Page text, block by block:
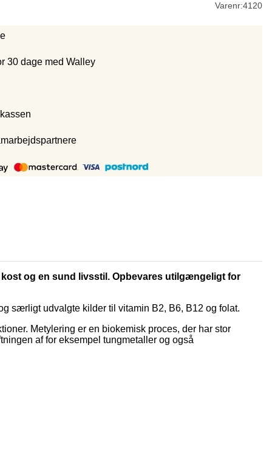
Varenr:4120
30 dage med Walley
og en sund livsstil. Opbevares utilgængeligt for
særligt udvalgte kilder til vitamin B2, B6, B12 og folat.
Metylering er en biokemisk proces, der har stor
af for eksempel tungmetaller og også